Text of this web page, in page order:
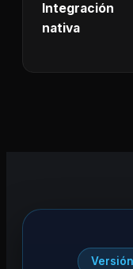
Integración
nativa
Versión